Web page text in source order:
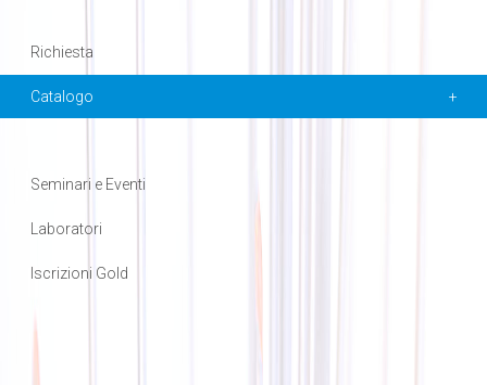
Richiesta
Catalogo
Seminari e Eventi
Laboratori
Iscrizioni Gold